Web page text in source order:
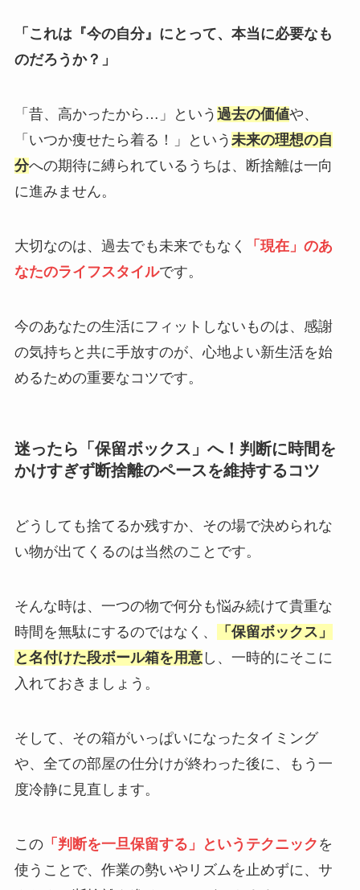
「これは『今の自分』にとって、本当に必要なも
のだろうか？」
「昔、高かったから…」という 過去の価値や、
「いつか痩せたら着る！」という 未来の理想の自
分への期待に縛られているうちは、断捨離は一向
に進みません。
大切なのは、過去でも未来でもなく
「現在」のあ
なたのライフスタイルです。
今のあなたの生活にフィットしないものは、感謝
の気持ちと共に手放すのが、心地よい新生活を始
めるための重要なコツです。
迷ったら「保留ボックス」へ！判断に時間を
かけすぎず断捨離のペースを維持するコツ
どうしても捨てるか残すか、その場で決められな
い物が出てくるのは当然のことです。
そんな時は、一つの物で何分も悩み続けて貴重な
時間を無駄にするのではなく、
「保留ボックス」
と名付けた段ボール箱を用意し、一時的にそこに
入れておきましょう。
そして、その箱がいっぱいになったタイミング
や、全ての部屋の仕分けが終わった後に、もう一
度冷静に見直します。
この「判断を一旦保留する」というテクニック を
使うことで、作業の勢いやリズムを止めずに、サ